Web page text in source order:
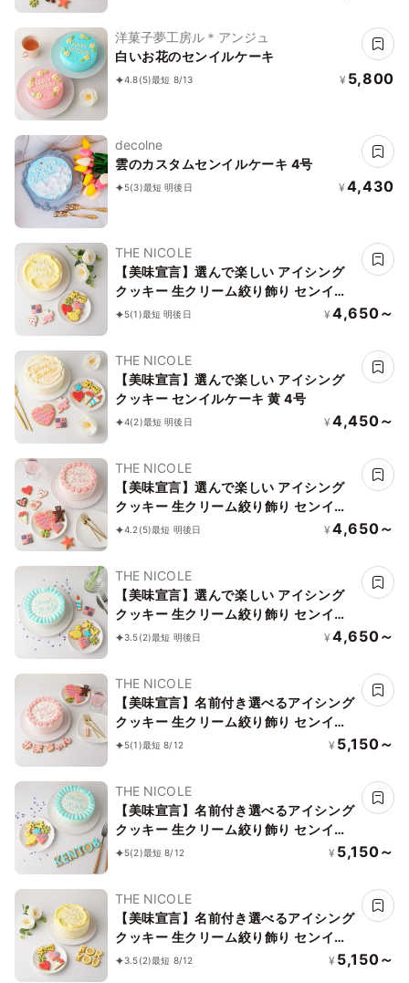
洋菓子夢工房ル＊アンジュ
白いお花のセンイルケーキ
4.8(5)最短 8/13 ¥ 5,800
decolne
雲のカスタムセンイルケーキ 4号
5(3)最短 明後日 ¥ 4,430
THE NICOLE
【美味宣言】選んで楽しい アイシング
クッキー 生クリーム絞り飾り センイル
ケーキ（黄） クリームカラーは5色から
5(1)最短 明後日 ¥ 4,650～
THE NICOLE
【美味宣言】選んで楽しい アイシング
クッキー センイルケーキ 黄 4号
4(2)最短 明後日 ¥ 4,450～
THE NICOLE
【美味宣言】選んで楽しい アイシング
クッキー 生クリーム絞り飾り センイル
ケーキ（赤） クリームカラーは5色から
4.2(5)最短 明後日 ¥ 4,650～
THE NICOLE
【美味宣言】選んで楽しい アイシング
クッキー 生クリーム絞り飾り センイル
ケーキ（青） クリームカラーは5色から
3.5(2)最短 明後日 ¥ 4,650～
THE NICOLE
【美味宣言】名前付き選べるアイシング
クッキー 生クリーム絞り飾り センイル
ケーキ（赤） クリームカラーは5色から
5(1)最短 8/12 ¥ 5,150～
THE NICOLE
【美味宣言】名前付き選べるアイシング
クッキー 生クリーム絞り飾り センイル
ケーキ（青） クリームカラーは5色から
5(2)最短 8/12 ¥ 5,150～
THE NICOLE
【美味宣言】名前付き選べるアイシング
クッキー 生クリーム絞り飾り センイル
ケーキ（黄） クリームカラーは5色から
3.5(2)最短 8/12 ¥ 5,150～